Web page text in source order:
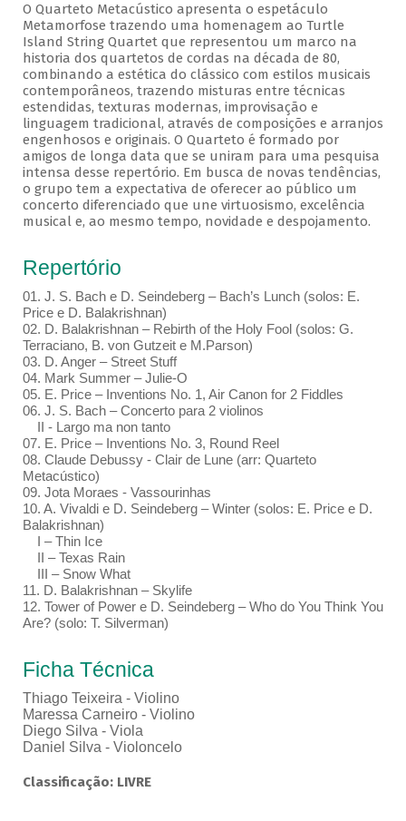
O Quarteto Metacústico apresenta o espetáculo
Metamorfose trazendo uma homenagem ao Turtle
Island String Quartet que representou um marco na
historia dos quartetos de cordas na década de 80,
combinando a estética do clássico com estilos musicais
contemporâneos, trazendo misturas entre técnicas
estendidas, texturas modernas, improvisação e
linguagem tradicional, através de composições e arranjos
engenhosos e originais. O Quarteto é formado por
amigos de longa data que se uniram para uma pesquisa
intensa desse repertório. Em busca de novas tendências,
o grupo tem a expectativa de oferecer ao público um
concerto diferenciado que une virtuosismo, excelência
musical e, ao mesmo tempo, novidade e despojamento.
Repertório
01. J. S. Bach e D. Seindeberg – Bach’s Lunch (solos: E.
Price e D. Balakrishnan)
02. D. Balakrishnan – Rebirth of the Holy Fool (solos: G.
Terraciano, B. von Gutzeit e M.Parson)
03. D. Anger – Street Stuff
04. Mark Summer – Julie-O
05. E. Price – Inventions No. 1, Air Canon for 2 Fiddles
06. J. S. Bach – Concerto para 2 violinos
II - Largo ma non tanto
07. E. Price – Inventions No. 3, Round Reel
08. Claude Debussy - Clair de Lune (arr: Quarteto
Metacústico)
09. Jota Moraes - Vassourinhas
10. A. Vivaldi e D. Seindeberg – Winter (solos: E. Price e D.
Balakrishnan)
I – Thin Ice
II – Texas Rain
III – Snow What
11. D. Balakrishnan – Skylife
12. Tower of Power e D. Seindeberg – Who do You Think You
Are? (solo: T. Silverman)
Ficha Técnica
Thiago Teixeira - Violino
Maressa Carneiro - Violino
Diego Silva - Viola
Daniel Silva - Violoncelo
Classificação: LIVRE